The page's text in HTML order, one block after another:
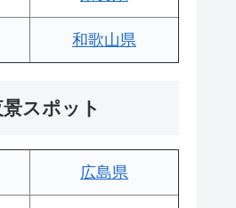
和歌山県
スポット
広島県